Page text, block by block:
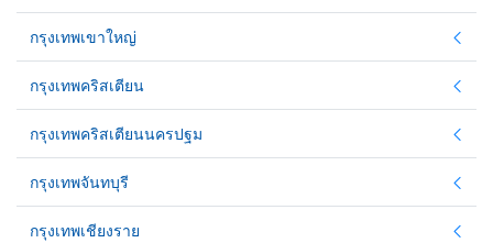
กรุงเทพเขาใหญ่
กรุงเทพคริสเตียน
กรุงเทพคริสเตียนนครปฐม
กรุงเทพจันทบุรี
กรุงเทพเชียงราย